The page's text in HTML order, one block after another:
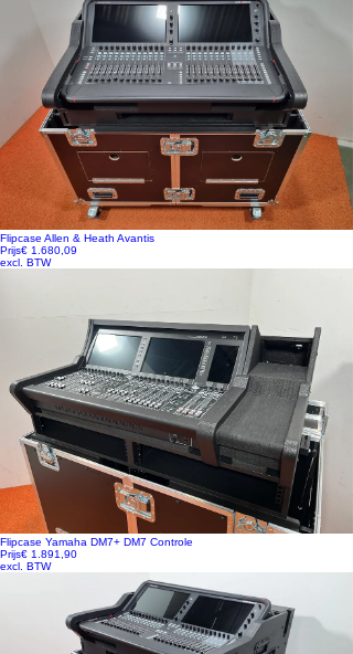
Flipcase Allen & Heath Avantis
Prijs€ 1.680,09
excl. BTW
Flipcase Yamaha DM7+ DM7 Controle
Prijs€ 1.891,90
excl. BTW